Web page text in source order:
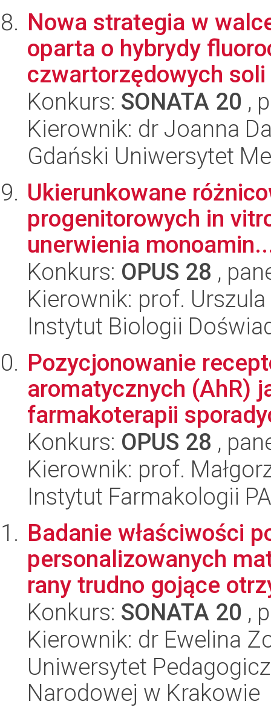
Nowa strategia w
oparta o hybrydy
czwartorzędowych
Konkurs: SONATA 20 ,
Kierownik: dr Joanna
Gdański Uniwersytet
Ukierunkowane
progenitorowych in
unerwienia
Konkurs: OPUS 28 ,
Kierownik: prof. Urszula
Instytut Biologii
Pozycjonowanie
aromatycznych (AhR)
farmakoterapii
Konkurs: OPUS 28 ,
Kierownik: prof.
Instytut Farmakologii
Badanie właściwości
personalizowanych
rany trudno gojące
Konkurs: SONATA 20 ,
Kierownik: dr Ewelina
Uniwersytet
Narodowej w Krakowie